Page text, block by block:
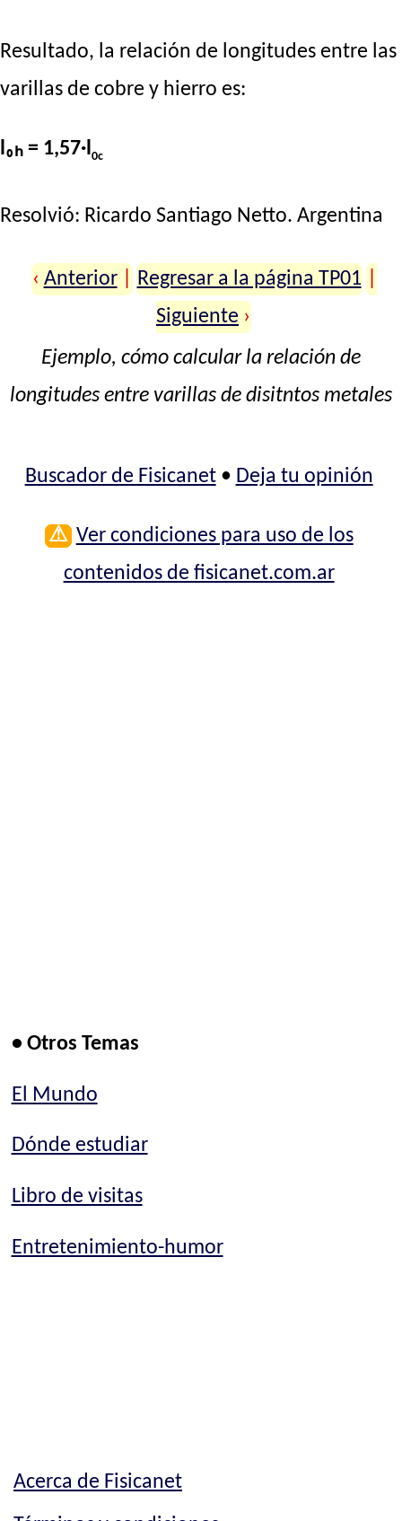
Resultado, la relación de longitudes entre las
varillas de cobre y hierro es:
l₀ₕ = 1,57·l0c
Resolvió: Ricardo Santiago Netto. Argentina
‹ Anterior Regresar a la página TP01
Siguiente ›
Ejemplo, cómo calcular la relación de
longitudes entre varillas de disitntos metales
Buscador de Fisicanet• Deja tu opinión
⚠ Ver condiciones para uso de los
contenidos de fisicanet.com.ar
• Otros Temas
El Mundo
Dónde estudiar
Libro de visitas
Entretenimiento-humor
Acerca de Fisicanet